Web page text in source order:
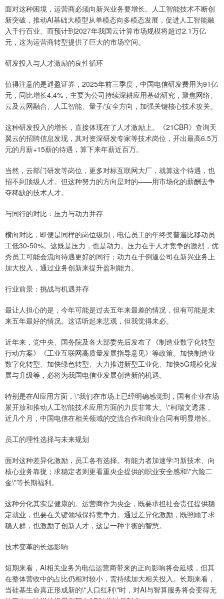
面对这种困境，运营商必须向新兴业务要增长。人工智能技术不断创
新突破，推动AI基础大模型从单模态向多模态发展，促进人工智能融
入千行百业。而预计到2027年我国云计算市场规模将超过2.1万亿
元，这为运营商转型提供了巨大的市场空间。
研发投入与人才激励的良性循环
值得注意的是通盈证券，2025年前三季度，中国电信研发费用为91亿
元，同比增长4.4%，主要为公司持续深耕应用基础研究，聚焦网络、
云及云网融合、人工智能、量子/安全方向，加强关键核心技术攻关。
这种研发投入的增长，直接体现在了人才激励上。《21CBR》查询天
翼云的招聘信息发现，其对资深研发专家等技术岗位，开出最高6.5万
元的月薪+15薪的待遇，算下来年薪近百万。
当然，云部门研发等岗位，更多对标互联网大厂，就算这个待遇，也
招不到顶级人才。但这种努力的方向是对的——用市场化的薪酬去争
夺稀缺的技术人才。
与同行的对比：压力与动力并存
横向对比，即便是同样的岗位级别，电信员工的年终奖普遍比移动员
工低30-50%。这既是压力，也是动力。压力在于人才竞争的激烈，优
秀员工可能会流向待遇更好的同行；动力在于倒逼公司在新兴业务上
加大投入，通过业务创新来提升盈利能力。
行业前景：挑战与机遇并存
最让人担心的是，今年可能是过去五年来最差的情况，但有可能是未
来五年最好的情况。这话听起来悲观，但我觉得未必。
近年来，党中央、国务院及各大部委先后发布了《制造业数字化转型
行动方案》《工业互联网高质量发展指导意见》等政策。加快制造业
数字化转型、加快绿色转型、大力推进新型工业化、加快5G规模化发
展与升级等，必将为我国电信业发展创造新的机遇。
特别是在AI应用方面，\"我们在市场上已经明确感觉到，国有企业在场
景开放和推动人工智能技术应用方面的力度非常大。\"柯瑞文透露，
近几个月，中国电信在相关领域的交流合作和商业合同有明显增长。
员工的理性选择与未来规划
面对这种差异化激励，员工各有选择。有能力者加速学习新技术、向
核心业务靠拢；求稳定者则更看重央企提供的职业安全感和\"六险二
金\"等长期福利。
这种分化其实是健康的。运营商作为央企，既要承担社会责任提供稳
定就业，也要在关键领域保持竞争力。通过差异化激励，既照顾了求
稳人群，也激励了创新人才，这是一种平衡的智慧。
技术变革的长远影响
短期来看，AI相关业务为电信运营商带来的正向影响将会延续，但其
在整体营收中的占比仍相对较小，需持续加大相关投入。长期来看，
当硅基生命真正形成新的\"人口红利\"时，对AI与智算服务将会变得无